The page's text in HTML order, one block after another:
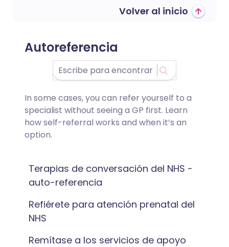
Volver al inicio
Autoreferencia
In some cases, you can refer yourself to a
specialist without seeing a GP first. Learn
how self-referral works and when it’s an
option.
Terapias de conversación del NHS -
auto-referencia
Refiérete para atención prenatal del
NHS
Remítase a los servicios de apoyo